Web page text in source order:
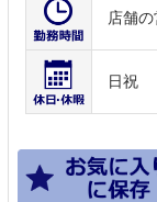
店舗
日祝